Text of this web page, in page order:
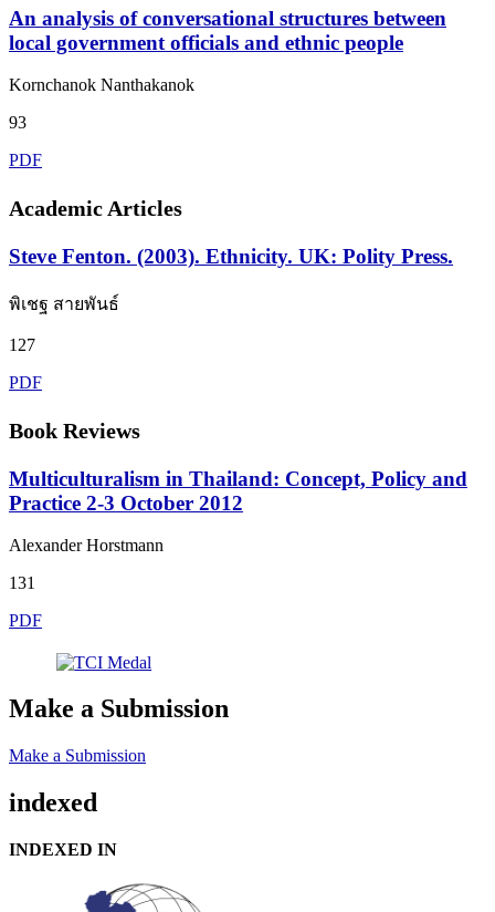
An analysis of conversational structures between
local government officials and ethnic people
Kornchanok Nanthakanok
93
PDF
Academic Articles
Steve Fenton. (2003). Ethnicity. UK: Polity Press.
พิเชฐ สายพันธ์
127
PDF
Book Reviews
Multiculturalism in Thailand: Concept, Policy and
Practice 2-3 October 2012
Alexander Horstmann
131
PDF
Make a Submission
Make a Submission
indexed
INDEXED IN